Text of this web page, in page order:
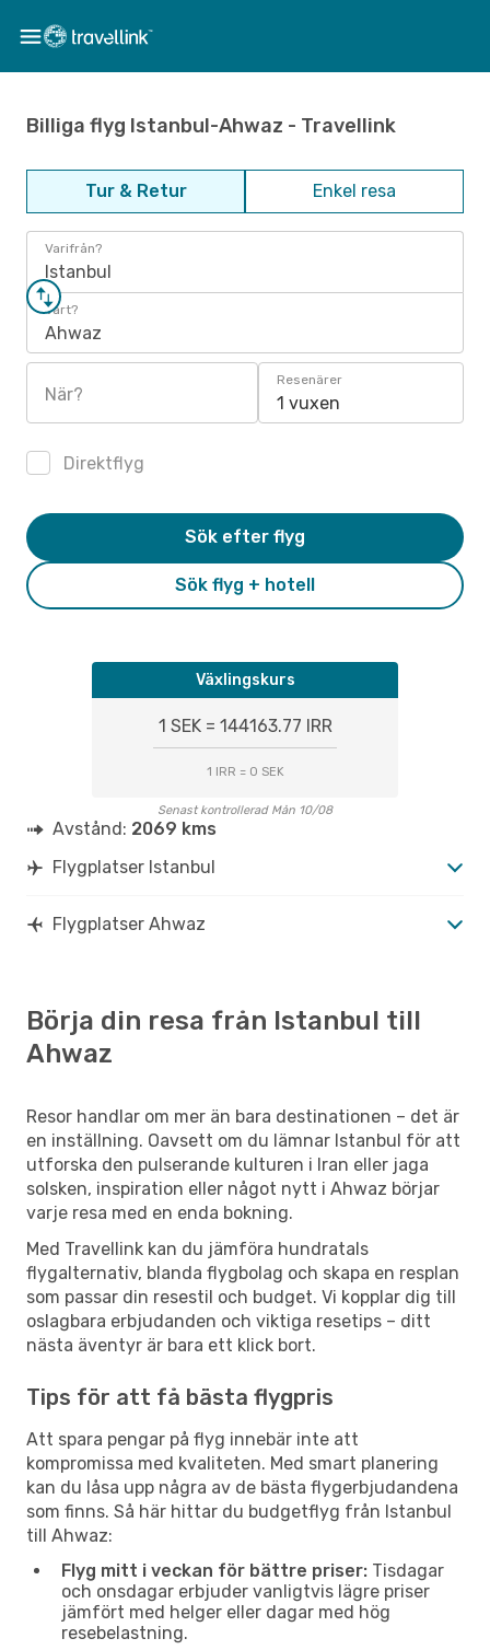
Billiga flyg Istanbul-Ahwaz - Travellink
Tur & Retur Enkel resa
Varifrån?
Istanbul
Vart?
Ahwaz
När?
Resenärer
1 vuxen
Direktflyg
Sök flyg + hotell
Sök efter flyg
Växlingskurs
1 SEK = 144163.77 IRR
1 IRR = 0 SEK
Senast kontrollerad Mån 10/08
Avstånd: 2069 kms
Flygplatser Istanbul
Flygplatser Ahwaz
Börja din resa från Istanbul till
Ahwaz
Resor handlar om mer än bara destinationen – det är
en inställning. Oavsett om du lämnar Istanbul för att
utforska den pulserande kulturen i Iran eller jaga
solsken, inspiration eller något nytt i Ahwaz börjar
varje resa med en enda bokning.
Med Travellink kan du jämföra hundratals
flygalternativ, blanda flygbolag och skapa en resplan
som passar din resestil och budget. Vi kopplar dig till
oslagbara erbjudanden och viktiga resetips – ditt
nästa äventyr är bara ett klick bort.
Tips för att få bästa flygpris
Att spara pengar på flyg innebär inte att
kompromissa med kvaliteten. Med smart planering
kan du låsa upp några av de bästa flygerbjudandena
som finns. Så här hittar du budgetflyg från Istanbul
till Ahwaz:
Flyg mitt i veckan för bättre priser: Tisdagar
och onsdagar erbjuder vanligtvis lägre priser
jämfört med helger eller dagar med hög
resebelastning.